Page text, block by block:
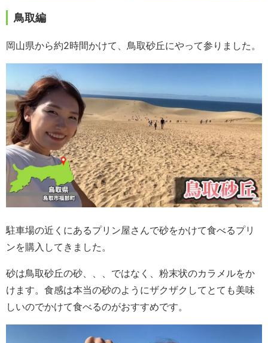
鳥取編
岡山県から約2時間かけて、鳥取砂丘にやって参りました。
駐車場の近くにあるプリン屋さんで砂をかけて食べるプリ
ンを購入してきました。
砂は鳥取砂丘の砂、、、ではなく、粉末状のカラメルをか
けます。食感は本当の砂のようにザクザクしてとても美味
しいのでかけて食べるのがおすすめです。